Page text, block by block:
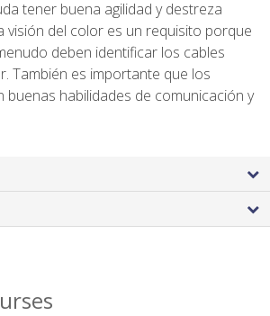
tener buena agilidad y destreza
visión del color es un requisito porque
deben identificar los cables
También es importante que los
buenas habilidades de comunicación y